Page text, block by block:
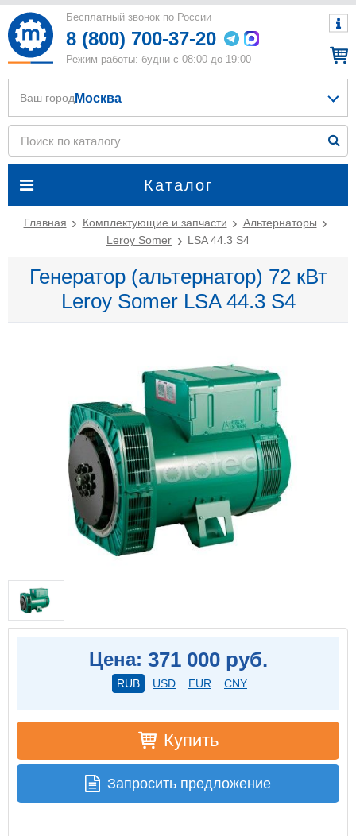
Бесплатный звонок по России
8 (800) 700-37-20
Режим работы: будни с 08:00 до 19:00
Каталог
Ваш город Москва
Главная Комплектующие и запчасти
Альтернаторы
Leroy Somer
LSA 44.3 S4
Генератор (альтернатор) 72 кВт
Leroy Somer LSA 44.3 S4
Цена: 371 000 руб.
RUB USD EUR CNY
Купить
Запросить предложение